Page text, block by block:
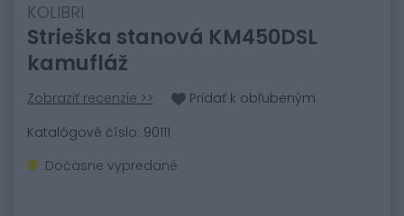
KOLIBRI
Strieška stanová KM450DSL
kamufláž
Zobraziť recenzie >>
Pridať k obľubeným
Katalógové číslo: 90111
Dočasne vypredané